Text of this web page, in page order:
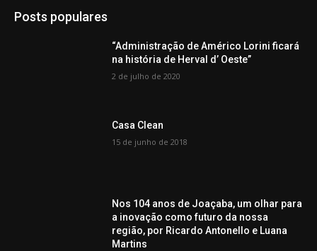
Posts populares
“Administração de Américo Lorini ficará
na história de Herval d’ Oeste”
2 de julho de 2020
Casa Clean
15 de junho de 2018
Nos 104 anos de Joaçaba, um olhar para
a inovação como futuro da nossa
região, por Ricardo Antonello e Luana
Martins